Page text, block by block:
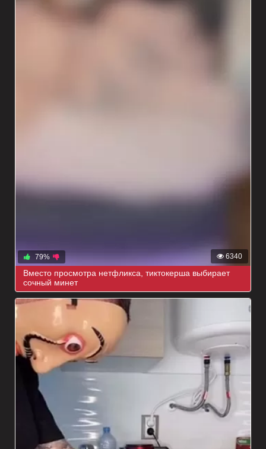
6340
79%
Вместо просмотра нетфликса, тиктокерша выбирает
сочный минет